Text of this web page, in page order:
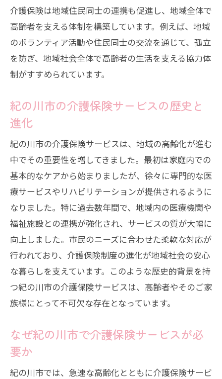
の連携
介護保険活用で実現する豊かな高齢生活
介護保険は地域住民同士の連携も促進し、地域全体で
高齢者を支える体制を構築しています。例えば、地域
のボランティア活動や住民同士の交流を通じて、孤立
を防ぎ、地域社会全体で高齢者の生活を支える協力体
制がすすめられています。
紀の川市の介護保険サービスの歴史と
進化
紀の川市の介護保険サービスは、地域の高齢化が進む
中でその重要性を増してきました。最初は家庭内での
基本的なケアから始まりましたが、徐々に専門的な医
療サービスやリハビリテーションが提供されるように
なりました。特に過去数年間で、地域内の医療機関や
福祉施設との連携が強化され、サービスの質が大幅に
向上しました。市民のニーズに合わせた柔軟な対応が
行われており、介護保険制度の進化が地域社会の安心
な暮らしを支えています。このような歴史的背景を持
つ紀の川市の介護保険サービスは、高齢者やそのご家
族様にとって不可欠な存在となっています。
なぜ紀の川市で介護保険サービスが必
要か
紀の川市では、急速な高齢化とともに介護保険サービ